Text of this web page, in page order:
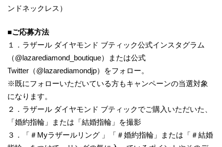
ンドネックレス）
■ご応募方法
１．ラザール ダイヤモンド ブティック公式インスタグラム
（@lazarediamond_boutique）または公式
Twitter（@lazarediamondjp）をフォロー。
※既にフォローいただいている方もキャンペーンの当選対象
になります。
２．ラザール ダイヤモンド ブティックでご購入いただいた、
「婚約指輪」または「結婚指輪」を撮影
３．「＃Myラザールリング 」「＃婚約指輪」または「＃結婚